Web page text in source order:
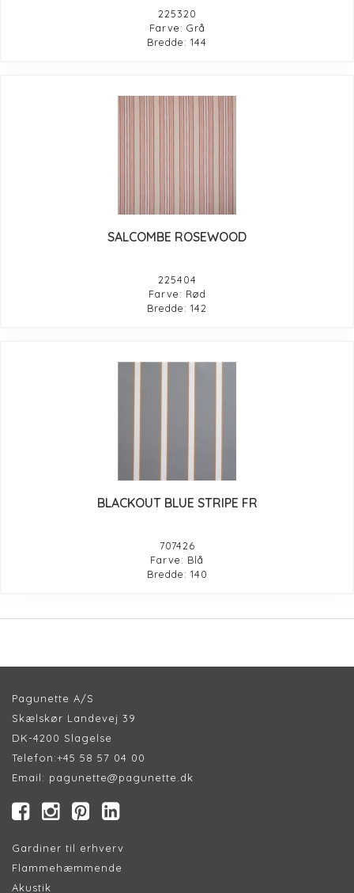
225320
Farve: Grå
Bredde: 144
SALCOMBE ROSEWOOD
225404
Farve: Rød
Bredde: 142
BLACKOUT BLUE STRIPE FR
707426
Farve: Blå
Bredde: 140
Pagunette A/S
Skælskør Landevej 39
DK-4200 Slagelse
Telefon:+45 58 57 04 00
Email: pagunette@pagunette.dk
Gardiner til erhverv
Flammehæmmende
Akustik